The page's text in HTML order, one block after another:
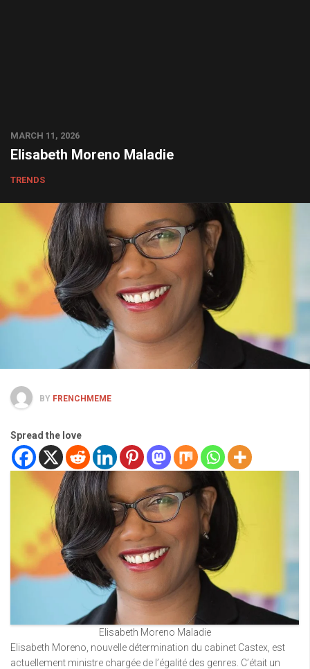
MARCH 11, 2026
Elisabeth Moreno Maladie
TRENDS
BY FRENCHMEME
Spread the love
Elisabeth Moreno Maladie
Elisabeth Moreno, nouvelle détermination du cabinet Castex, est
actuellement ministre chargée de l’égalité des genres. C’était un